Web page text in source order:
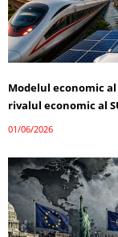
Modelul economic
rivalul economic al
01/06/2026